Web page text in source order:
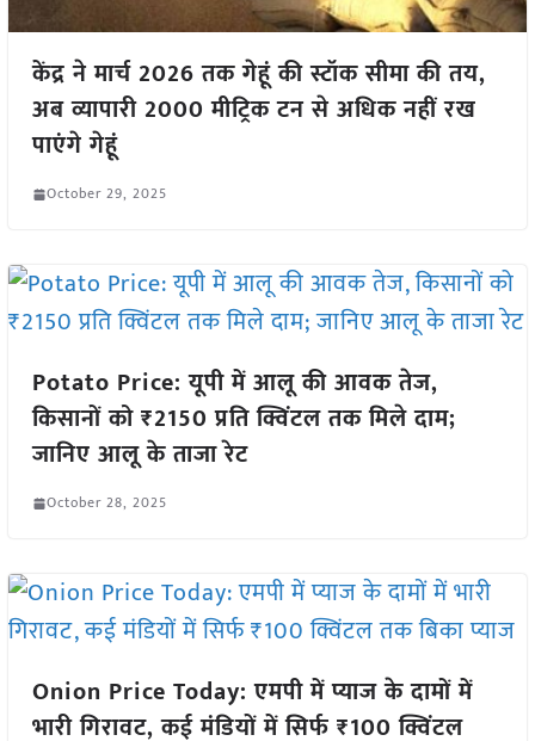
केंद्र ने मार्च 2026 तक गेहूं की स्टॉक सीमा की तय,
अब व्यापारी 2000 मीट्रिक टन से अधिक नहीं रख
पाएंगे गेहूं
October 29, 2025
Potato Price: यूपी में आलू की आवक तेज,
किसानों को ₹2150 प्रति क्विंटल तक मिले दाम;
जानिए आलू के ताजा रेट
October 28, 2025
Onion Price Today: एमपी में प्याज के दामों में
भारी गिरावट, कई मंडियों में सिर्फ ₹100 क्विंटल